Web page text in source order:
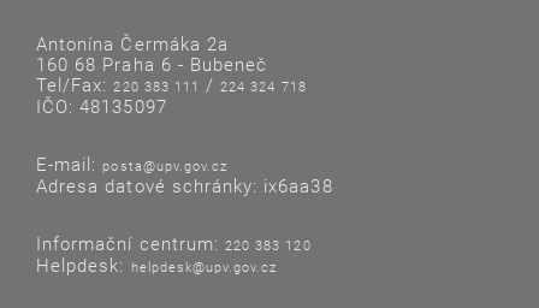
Antonína Čermáka 2a
160 68 Praha 6 - Bubeneč
Tel/Fax:220 383 111 /224 324 718
IČO: 48135097
E-mail: posta@upv.gov.cz
Adresa datové schránky: ix6aa38
Informační centrum: 220 383 120
Helpdesk: helpdesk@upv.gov.cz